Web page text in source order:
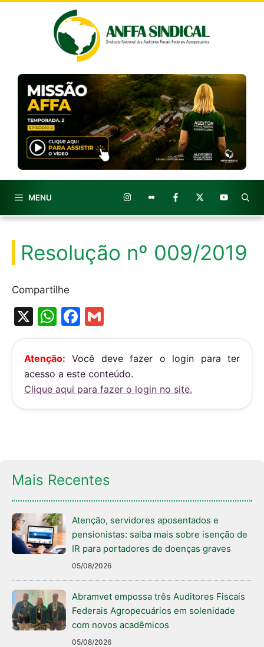
MENU
Resolução nº 009/2019
Compartilhe
X
W
h
at
s
A
p
F
a
c
e
b
o
m
ai
l
Atenção: Você deve fazer o login para ter
acesso a este conteúdo.
Clique aqui para fazer o login no site.
Mais Recentes
Atenção, servidores aposentados e
pensionistas: saiba mais sobre isenção de
IR para portadores de doenças graves
05/08/2026
Abramvet empossa três Auditores Fiscais
Federais Agropecuários em solenidade
com novos acadêmicos
05/08/2026